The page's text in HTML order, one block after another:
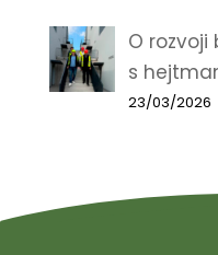
O rozvoji
s
23/03/2026